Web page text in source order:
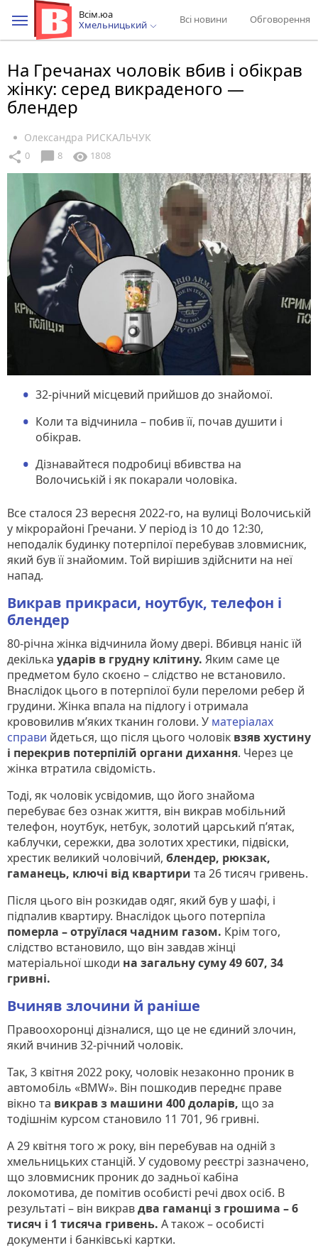
Всім.юа
Хмельницький
Всі новини Обговорення
На Гречанах чоловік вбив і обікрав
жінку: серед викраденого —
блендер
Олександра РИСКАЛЬЧУК
share 0 chat_bubble 8 visibility 1808
32-річний місцевий прийшов до знайомої.
Коли та відчинила – побив її, почав душити і
обікрав.
Дізнавайтеся подробиці вбивства на
Волочиській і як покарали чоловіка.
Все сталося 23 вересня 2022-го, на вулиці Волочиській
у мікрорайоні Гречани. У період із 10 до 12:30,
неподалік будинку потерпілої перебував зловмисник,
який був її знайомим. Той вирішив здійснити на неї
напад.
Викрав прикраси, ноутбук, телефон і
блендер
80-річна жінка відчинила йому двері. Вбивця наніс їй
декілька ударів в грудну клітину. Яким саме це
предметом було скоєно – слідство не встановило.
Внаслідок цього в потерпілої були переломи ребер й
грудини. Жінка впала на підлогу і отримала
крововилив м’яких тканин голови. У матеріалах
справи йдеться, що після цього чоловік взяв хустину
і перекрив потерпілій органи дихання. Через це
жінка втратила свідомість.
Тоді, як чоловік усвідомив, що його знайома
перебуває без ознак життя, він викрав мобільний
телефон, ноутбук, нетбук, золотий царський п’ятак,
каблучки, сережки, два золотих хрестики, підвіски,
хрестик великий чоловічий, блендер, рюкзак,
гаманець, ключі від квартири та 26 тисяч гривень.
Після цього він розкидав одяг, який був у шафі, і
підпалив квартиру. Внаслідок цього потерпіла
померла – отруїлася чадним газом. Крім того,
слідство встановило, що він завдав жінці
матеріальної шкоди на загальну суму 49 607, 34
гривні.
Вчиняв злочини й раніше
Правоохоронці дізналися, що це не єдиний злочин,
який вчинив 32-річний чоловік.
Так, 3 квітня 2022 року, чоловік незаконно проник в
автомобіль «BMW». Він пошкодив переднє праве
вікно та викрав з машини 400 доларів, що за
тодішнім курсом становило 11 701, 96 гривні.
А 29 квітня того ж року, він перебував на одній з
хмельницьких станцій. У судовому реєстрі зазначено,
що зловмисник проник до задньої кабіна
локомотива, де помітив особисті речі двох осіб. В
результаті – він викравдва гаманці з грошима – 6
тисяч і 1 тисяча гривень. А також – особисті
документи і банківські картки.